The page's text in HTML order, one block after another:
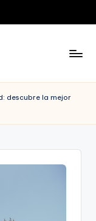
descubre la mejor